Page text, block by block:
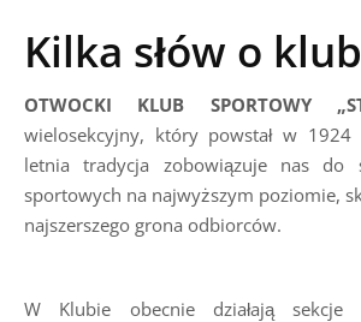
Kilka słów o
OTWOCKI KLUB SPORTOWY
wielosekcyjny, który powstał w
letnia tradycja zobowiązuje nas do
sportowych na najwyższym poziomie,
najszerszego grona odbiorców.
W Klubie obecnie działają